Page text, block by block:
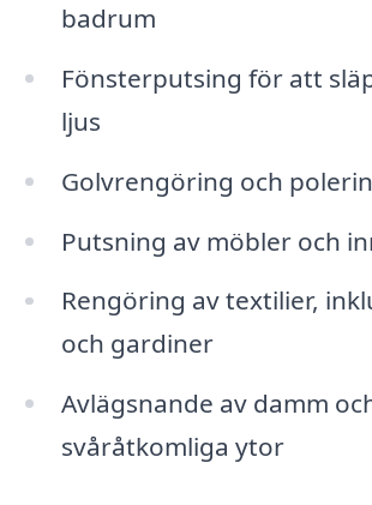
badrum
Fönsterputsing för att
ljus
Golvrengöring och
Putsning av möbler och
Rengöring av textilier,
och gardiner
Avlägsnande av damm
svåråtkomliga ytor